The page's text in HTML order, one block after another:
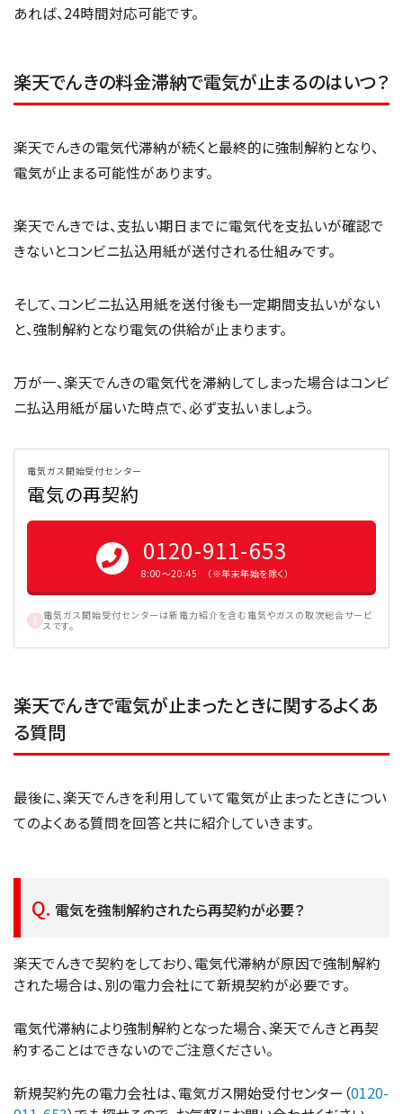
あれば、24時間対応可能です。
楽天でんきの料金滞納で電気が止まるのはいつ？
楽天でんきの電気代滞納が続くと最終的に強制解約となり、
電気が止まる可能性があります。
楽天でんきでは、支払い期日までに電気代を支払いが確認で
きないとコンビニ払込用紙が送付される仕組みです。
そして、コンビニ払込用紙を送付後も一定期間支払いがない
と、強制解約となり電気の供給が止まります。
万が一、楽天でんきの電気代を滞納してしまった場合はコンビ
ニ払込用紙が届いた時点で、必ず支払いましょう。
電気ガス開始受付センター
電気の再契約
0120-911-653
8:00〜20:45 （※年末年始を除く）
電気ガス開始受付センターは新電力紹介を含む電気やガスの取次総合サービ
スです。
楽天でんきで電気が止まったときに関するよくあ
る質問
最後に、楽天でんきを利用していて電気が止まったときについ
てのよくある質問を回答と共に紹介していきます。
電気を強制解約されたら再契約が必要？
楽天でんきで契約をしており、電気代滞納が原因で強制解約
された場合は、別の電力会社にて新規契約が必要です。
電気代滞納により強制解約となった場合、楽天でんきと再契
約することはできないのでご注意ください。
新規契約先の電力会社は、電気ガス開始受付センター（0120-